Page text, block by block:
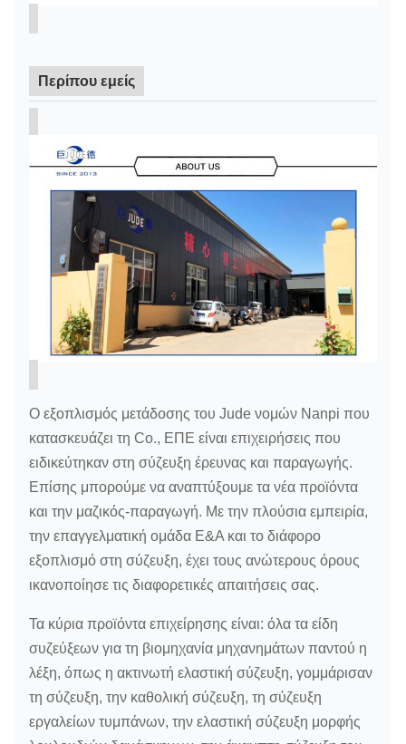
Περίπου εμείς
Ο εξοπλισμός μετάδοσης του Jude νομών Nanpi που
κατασκευάζει τη Co., ΕΠΕ είναι επιχειρήσεις που
ειδικεύτηκαν στη σύζευξη έρευνας και παραγωγής.
Επίσης μπορούμε να αναπτύξουμε τα νέα προϊόντα
και την μαζικός-παραγωγή. Με την πλούσια εμπειρία,
την επαγγελματική ομάδα Ε&Α και το διάφορο
εξοπλισμό στη σύζευξη, έχει τους ανώτερους όρους
ικανοποίησε τις διαφορετικές απαιτήσεις σας.
Τα κύρια προϊόντα επιχείρησης είναι: όλα τα είδη
συζεύξεων για τη βιομηχανία μηχανημάτων παντού η
λέξη, όπως η ακτινωτή ελαστική σύζευξη, γομμάρισαν
τη σύζευξη, την καθολική σύζευξη, τη σύζευξη
εργαλείων τυμπάνων, την ελαστική σύζευξη μορφής